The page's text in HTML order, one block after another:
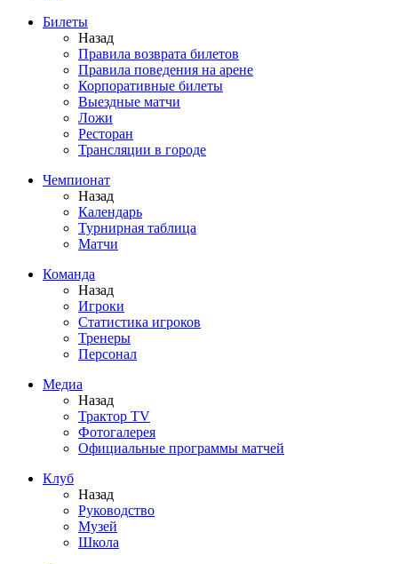
Билеты
Назад
Правила возврата билетов
Правила поведения на арене
Корпоративные билеты
Выездные матчи
Ложи
Ресторан
Трансляции в городе
Чемпионат
Назад
Календарь
Турнирная таблица
Матчи
Команда
Назад
Игроки
Статистика игроков
Тренеры
Персонал
Медиа
Назад
Трактор TV
Фотогалерея
Официальные программы матчей
Клуб
Назад
Руководство
Музей
Школа